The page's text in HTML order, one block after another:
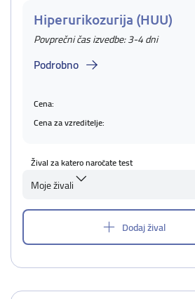
Hiperurikozurija (HUU)
Povprečni čas izvedbe: 3-4 dni
Podrobno
Cena:
Cena za vzreditelje:
Žival za katero naročate test
Moje živali
Dodaj žival